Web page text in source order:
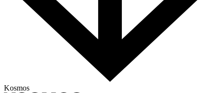
Kosmos